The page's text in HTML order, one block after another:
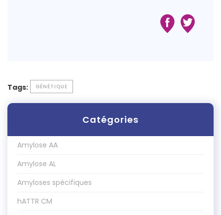
Tags: GÉNÉTIQUE
Catégories
Amylose AA
Amylose AL
Amyloses spécifiques
hATTR CM